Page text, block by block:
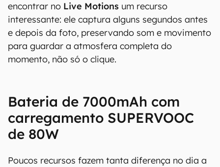
encontrar no Live Motions um recurso
interessante: ele captura alguns segundos antes
e depois da foto, preservando som e movimento
para guardar a atmosfera completa do
momento, não só o clique.
Bateria de 7000mAh com
carregamento SUPERVOOC
de 80W
Poucos recursos fazem tanta diferença no dia a